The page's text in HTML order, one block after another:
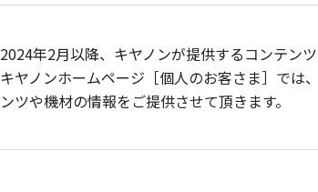
2024年2月以降、キヤノンが提供するコンテン
キヤノンホームページ［個人のお客さま］では
ンツや機材の情報をご提供させて頂きます。